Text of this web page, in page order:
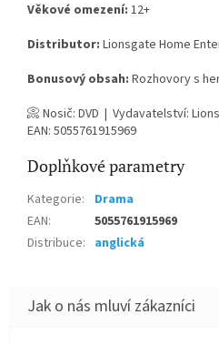
Věkové omezení: 12+
Distributor: Lionsgate Home
Bonusový obsah: Rozhovory s
📀 Nosič: DVD | Vydavatelství:
EAN: 5055761915969
Doplňkové parametry
Kategorie:
Drama
EAN:
5055761915969
Distribuce: anglická